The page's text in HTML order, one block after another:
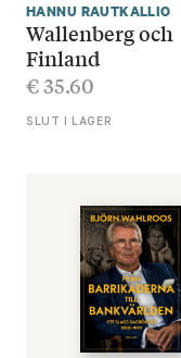
HANNU RAUTKALLIO
Wallenberg och
Finland
€35.60
SLUT I LAGER